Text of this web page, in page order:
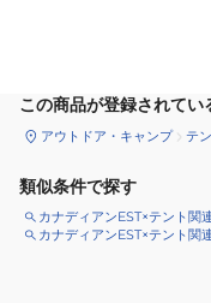
この商品が登録されてい
アウトドア・キャンプ テ
類似条件で探す
カナディアンEST×テント関
カナディアンEST×テント関